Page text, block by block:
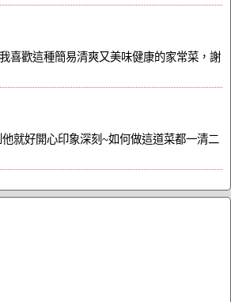
喜歡這種簡易清爽又美味健康的家常菜，謝
就好開心印象深刻~如何做這道菜都一清二